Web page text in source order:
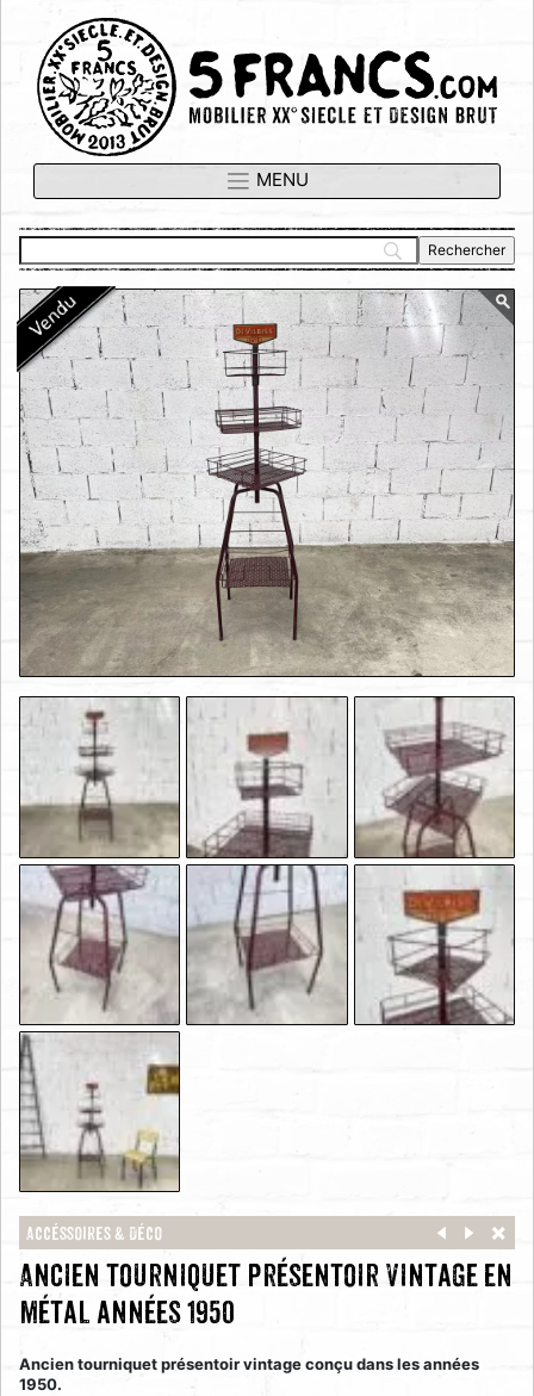
Accéssoires & Déco
Ancien tourniquet présentoir vintage en
métal années 1950
Ancien tourniquet présentoir vintage conçu dans les années
1950.